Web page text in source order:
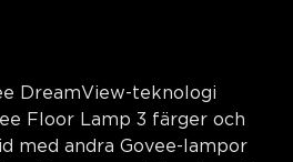
DreamView-teknologi
Floor Lamp 3 färger och
med andra Govee-lampor